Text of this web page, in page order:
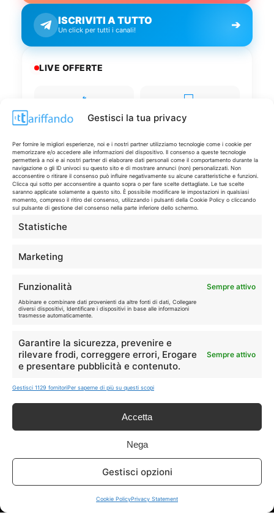
Gestisci la tua privacy
Per fornire le migliori esperienze, noi e i nostri partner utilizziamo tecnologie come i cookie per
memorizzare e/o accedere alle informazioni del dispositivo. Il consenso a queste tecnologie
permetterà a noi e ai nostri partner di elaborare dati personali come il comportamento durante la
navigazione o gli ID univoci su questo sito e di mostrare annunci (non) personalizzati. Non
acconsentire o ritirare il consenso può influire negativamente su alcune caratteristiche e funzioni.
Clicca qui sotto per acconsentire a quanto sopra o per fare scelte dettagliate. Le tue scelte
saranno applicate solamente a questo sito. È possibile modificare le impostazioni in qualsiasi
momento, compreso il ritiro del consenso, utilizzando i pulsanti della Cookie Policy o cliccando
sul pulsante di gestione del consenso nella parte inferiore dello schermo.
Statistiche
Marketing
Funzionalità Sempre attivo
Abbinare e combinare dati provenienti da altre fonti di dati, Collegare
diversi dispositivi, Identificare i dispositivi in base alle informazioni
trasmesse automaticamente.
Garantire la sicurezza, prevenire e
rilevare frodi, correggere errori, Erogare
e presentare pubblicità e contenuto.
Sempre attivo
Gestisci 1129 fornitoriPer saperne di più su questi scopi
Accetta
Nega
Gestisci opzioni
Cookie PolicyPrivacy Statement
ISCRIVITI A TUTTO
Un click per tutti i canali! ➔
LIVE OFFERTE
🔥 💻
🛒
Spesa
👗
Moda
🏠
Casa
💎
Extra
Disclaimer
I marchi citati appartengono ai rispettivi proprietari. Le offerte
Info
In qualità di Affiliato Amazon ed eBay, Tariffando riceve un